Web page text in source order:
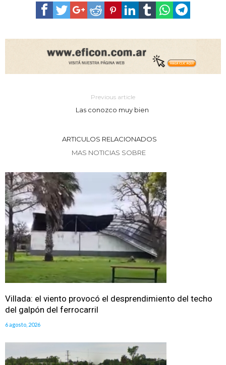
Previous article
Las conozco muy bien
ARTICULOS RELACIONADOS
MAS NOTICIAS SOBRE
Villada: el viento provocó el desprendimiento del techo
del galpón del ferrocarril
6 agosto, 2026